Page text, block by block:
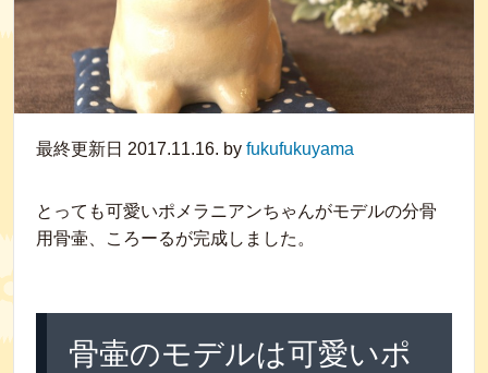
最終更新日 2017.11.16. by fukufukuyama
とっても可愛いポメラニアンちゃんがモデルの分骨
用骨壷、ころーるが完成しました。
骨壷のモデルは可愛いポ